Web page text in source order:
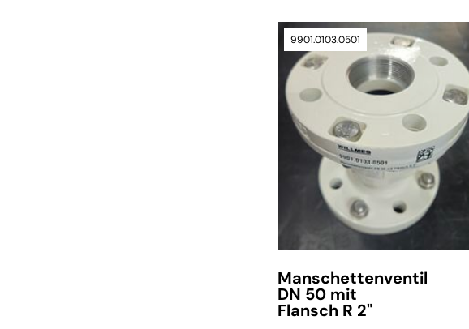
9901.0103.0501
Manschettenventil
DN 50 mit
Flansch R 2"